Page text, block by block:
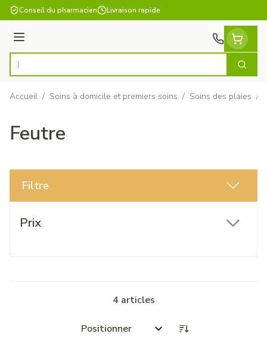
Aller au contenu
Conseil du pharmacien Livraison rapide
Menu
Rechercher
Accueil / Soins à domicile et premiers soins / Soins des plaies /
Feutre
Filtre
Prix
4articles
Trier par: